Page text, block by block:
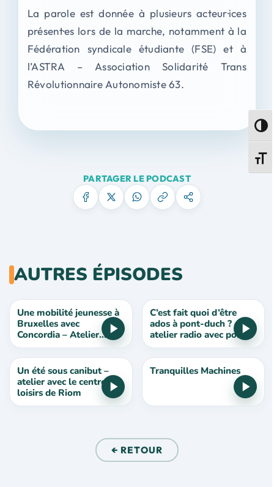
La parole est donnée à plusieurs acteur·ices
présent·es lors de la marche, notamment à la
Fédération syndicale étudiante (FSE) et à
l’ASTRA – Association Solidarité Trans
Révolutionnaire Autonomiste 63.
PARTAGER LE PODCAST
AUTRES ÉPISODES
Une mobilité jeunesse à
Bruxelles avec
Concordia – Atelier
Radio
C’est fait quoi d’être
ados à pont-duch ? –
atelier radio avec pont
duch’ados
Un été sous canibut –
atelier avec le centre de
loisirs de Riom
Tranquilles Machines
← RETOUR